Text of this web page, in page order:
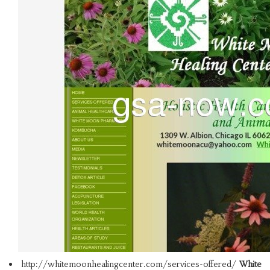
http://whitemoonhealingcenter.com/services-offered/ White